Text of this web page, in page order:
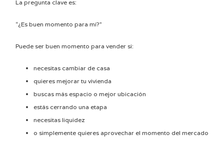
La pregunta clave es:
“¿Es buen momento para mí?”
Puede ser buen momento para vender si:
necesitas cambiar de casa
quieres mejorar tu vivienda
buscas más espacio o mejor ubicación
estás cerrando una etapa
necesitas liquidez
o simplemente quieres aprovechar el momento del mercado